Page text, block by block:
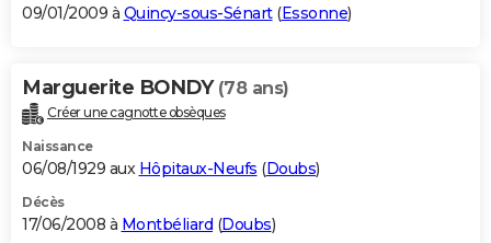
09/01/2009 à Quincy-sous-Sénart(Essonne)
Marguerite BONDY (78 ans)
Créer une cagnotte obsèques
Naissance
06/08/1929 aux Hôpitaux-Neufs (Doubs)
Décès
17/06/2008 à Montbéliard (Doubs)